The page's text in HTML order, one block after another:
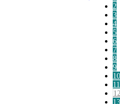
2
3
4
5
6
7
8
9
10
11
12
13